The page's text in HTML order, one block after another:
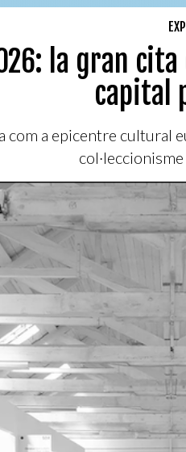
la gran
capital
com a epicentre cultural